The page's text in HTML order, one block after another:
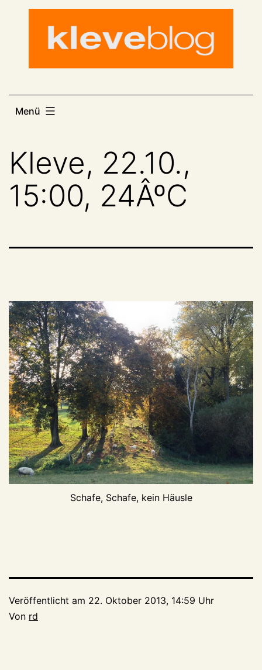
Menü
Kleve, 22.10.,
15:00, 24ÂºC
Schafe, Schafe, kein Häusle
Veröffentlicht am 22. Oktober 2013, 14:59 Uhr
Von rd